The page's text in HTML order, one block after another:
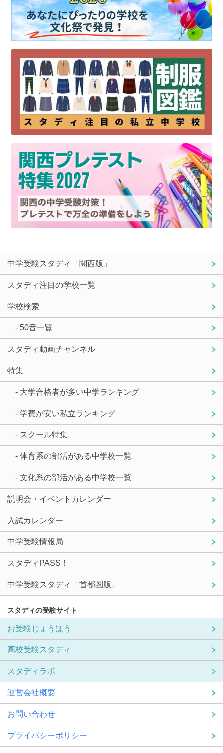
中学受験スタディ「関西版」
スタディ注目の学校一覧
学校検索
- 50音一覧
スタディ動画チャンネル
特集
- 大学合格者が多い中学ランキング
- 学費が安い私立ランキング
- スクール特集
- 体育系の部活がある中学校一覧
- 文化系の部活がある中学校一覧
説明会・イベントカレンダー
入試カレンダー
中学受験情報局
スタディPASS！
中学受験スタディ「首都圏版」
スタディの受験サイト
お受験じょうほう
高校受験スタディ
スタディラボ
運営会社概要
お問い合わせ
プライバシーポリシー